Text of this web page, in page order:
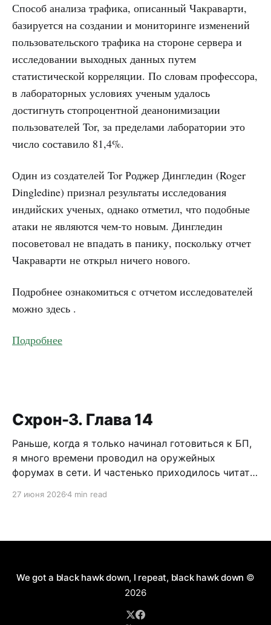
Способ анализа трафика, описанный Чакраварти,
базируется на создании и мониторинге изменений
пользовательского трафика на стороне сервера и
исследовании выходных данных путем
статистической корреляции. По словам профессора,
в лабораторных условиях ученым удалось
достигнуть стопроцентной деанонимизации
пользователей Tor, за пределами лаборатории это
число составило 81,4%.
Один из создателей Tor Роджер Дингледин (Roger
Dingledine) признал результаты исследования
индийских ученых, однако отметил, что подобные
атаки не являются чем-то новым. Дингледин
посоветовал не впадать в панику, поскольку отчет
Чакраварти не открыл ничего нового.
Подробнее ознакомиться с отчетом исследователей
можно здесь .
Подробнее
Схрон-3. Глава 14
Раньше, когда я только начинал готовиться к БП,
я много времени проводил на оружейных
форумах в сети. И частенько приходилось читать
короткоствола и нужно ли это в России. Как
поводу разрешения пистолетов
27 июня 20264 min read
We got a black hawk down, I repeat, black hawk down ©
2026